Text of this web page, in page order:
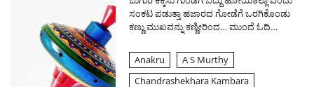
ಸಂಕಟ ಪಡುತ್ತಾ ಹಜಾರದ ಗೋಡೆಗೆ ಒರಗಿಕೊಂಡು
ಕಣ್ಣು ಮುಖವನ್ನು ಕಣ್ಣೀರಿಂದ…ಮುಂದೆ ಓದಿ…
Anakru
A S Murthy
Chandrashekhara Kambara